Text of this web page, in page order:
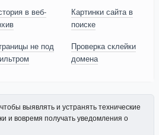
в веб-
Картинки сайта в
поиске
не под
Проверка склейки
домена
выявлять и устранять технические
и вовремя получать уведомления о